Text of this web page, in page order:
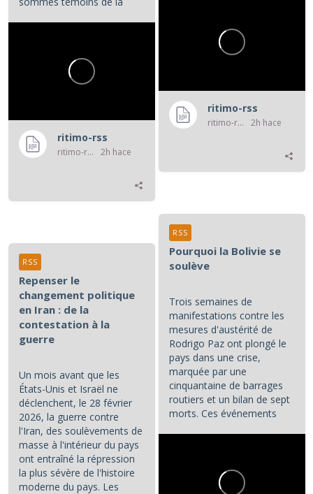
ritimo-rss
ritimo-rss 2h hace
ritimo-rss
ritimo-rss 2h hace
Pourquoi la Bolivie se
soulève
Trois semaines de
manifestations contre les
mesures d'austérité de
Rodrigo Paz ont plongé le
pays dans une crise,
marquée par une
cinquantaine de barrages
routiers et un bilan de sept
morts. Ces événements
RSS
Repenser le
changement politique
en Iran : de la
contestation à la
guerre
Un mois avant que les
États-Unis et Israël ne
déclenchent, le 28 février
2026, la guerre contre
l'Iran, des soulèvements de
masse à l'intérieur du pays
ont entraîné la répression
la plus sévère de l'histoire
moderne du pays. Les
RSS